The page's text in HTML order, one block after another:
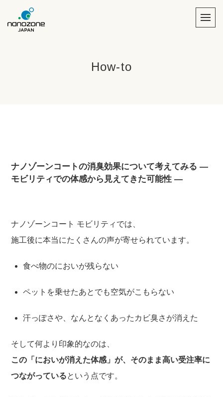
How-to
ナノゾーンコートの消臭効果について考えてみる ―
モビリティでの体感から見えてきた可能性 ―
ナノゾーンコート モビリティでは、
施工後に本当にたくさんの声が寄せられています。
食べ物のにおいが残らない
ペットを乗せたあとでも空気がこもらない
汗っぽさや、なんとなくあったカビ臭さが消えた
そして何より印象的なのは、
この「においが消えた体感」が、そのまま高い受注率に
つながっているという点です。